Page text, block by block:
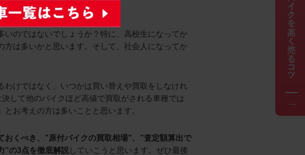
のではないでしょうか？特に、高校生になってか
は多いかと思います。そして、社会人になってか
けではなく、いつかは買い替えや買取をしなけれ
して他のバイクほど高値で買取がされる車種では
お考えの方は多いことと思います。
くべき、”原付バイクの買取相場”、”査定額算出で
”の3点を徹底解説 していこうと思います。ぜひ最後